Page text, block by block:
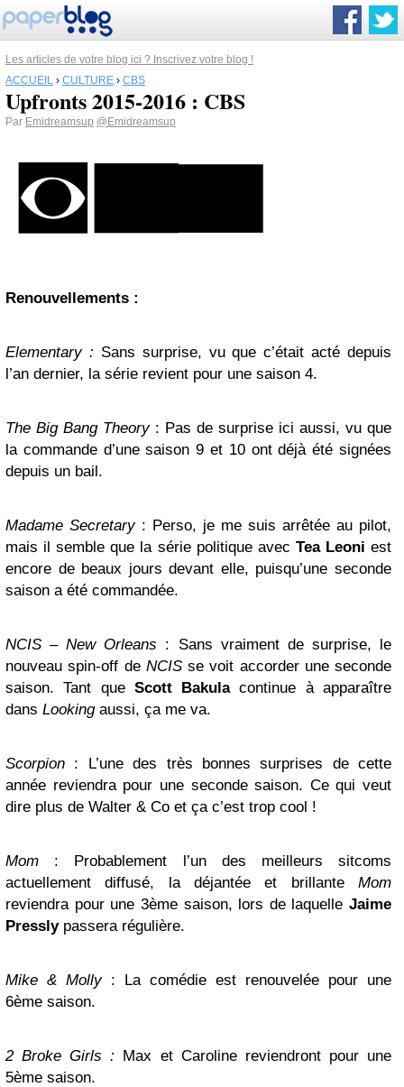
Les articles de votre blog ici ? Inscrivez votre blog !
ACCUEIL › CULTURE › CBS
Upfronts 2015-2016 : CBS
Par Emidreamsup @Emidreamsup
Renouvellements :
Elementary : Sans surprise, vu que c’était acté depuis
l’an dernier, la série revient pour une saison 4.
The Big Bang Theory: Pas de surprise ici aussi, vu que
la commande d’une saison 9 et 10 ont déjà été signées
depuis un bail.
Madame Secretary: Perso, je me suis arrêtée au pilot,
mais il semble que la série politique avec Tea Leoni est
encore de beaux jours devant elle, puisqu’une seconde
saison a été commandée.
NCIS – New Orleans : Sans vraiment de surprise, le
nouveau spin-off de NCISse voit accorder une seconde
saison. Tant que Scott Bakulacontinue à apparaître
dans Lookingaussi, ça me va.
Scorpion : L’une des très bonnes surprises de cette
année reviendra pour une seconde saison. Ce qui veut
dire plus de Walter & Co et ça c’est trop cool !
Mom : Probablement l’un des meilleurs sitcoms
actuellement diffusé, la déjantée et brillante Mom
reviendra pour une 3ème saison, lors de laquelle Jaime
Presslypassera régulière.
Mike & Molly: La comédie est renouvelée pour une
6ème saison.
2 Broke Girls : Max et Caroline reviendront pour une
5ème saison.